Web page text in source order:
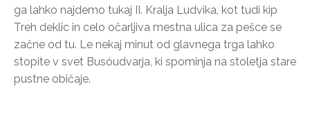
ga lahko najdemo tukaj II. Kralja Ludvika, kot tudi kip
Treh deklic in celo očarljiva mestna ulica za pešce se
začne od tu. Le nekaj minut od glavnega trga lahko
stopite v svet Busóudvarja, ki spominja na stoletja stare
pustne običaje.